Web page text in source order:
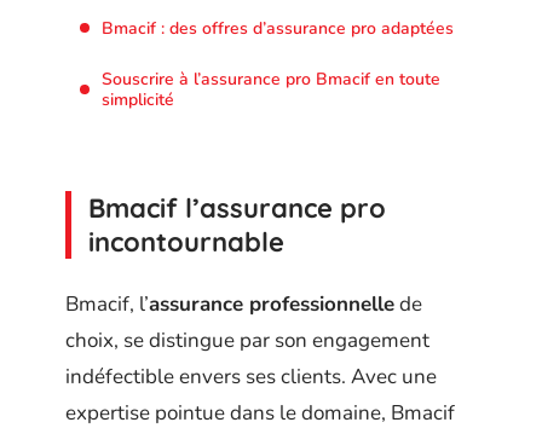
Bmacif : des offres d’assurance pro adaptées
Souscrire à l’assurance pro Bmacif en toute
simplicité
Bmacif l’assurance pro
incontournable
Bmacif, l’assurance professionnellede
choix, se distingue par son engagement
indéfectible envers ses clients. Avec une
expertise pointue dans le domaine, Bmacif